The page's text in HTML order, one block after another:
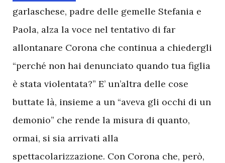
garlaschese, padre delle gemelle Stefania e
Paola, alza la voce nel tentativo di far
allontanare Corona che continua a chiedergli
“perché non hai denunciato quando tua figlia
è stata violentata?” E’ un’altra delle cose
buttate là, insieme a un “aveva gli occhi di un
demonio” che rende la misura di quanto,
ormai, si sia arrivati alla
spettacolarizzazione. Con Corona che, però,